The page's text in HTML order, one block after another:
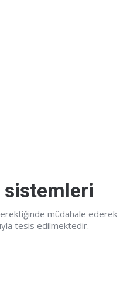
sistemleri
müdahale ederek
tesis edilmektedir.